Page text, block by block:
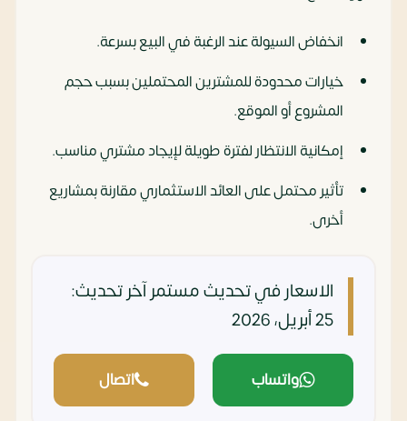
انخفاض السيولة عند الرغبة في البيع بسرعة.
خيارات محدودة للمشترين المحتملين بسبب حجم
المشروع أو الموقع.
إمكانية الانتظار لفترة طويلة لإيجاد مشتري مناسب.
تأثير محتمل على العائد الاستثماري مقارنة بمشاريع
أخرى.
الاسعار في تحديث مستمرآخر تحديث:
25 أبريل، 2026
واتساب اتصال